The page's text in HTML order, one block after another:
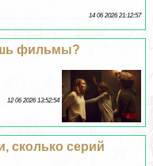
14 06 2026 21:12:57
фильмы?
12 06 2026 13:52:54
сколько серий